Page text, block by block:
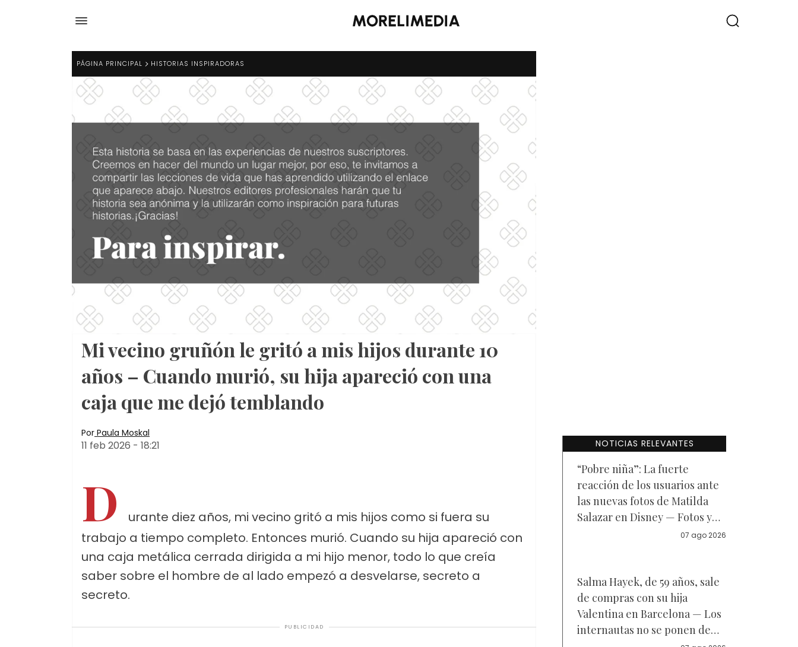
PÁGINA PRINCIPAL HISTORIAS INSPIRADORAS
Mi vecino gruñón le gritó a mis hijos durante 10
años – Cuando murió, su hija apareció con una
caja que me dejó temblando
Por Paula Moskal
11 feb 2026 - 18:21
D
urante diez años, mi vecino gritó a mis hijos como si fuera su
trabajo a tiempo completo. Entonces murió. Cuando su hija apareció con
una caja metálica cerrada dirigida a mi hijo menor, todo lo que creía
saber sobre el hombre de al lado empezó a desvelarse, secreto a
secreto.
PUBLICIDAD
NOTICIAS RELEVANTES
“Pobre niña”: La fuerte
reacción de los usuarios ante
las nuevas fotos de Matilda
Salazar en Disney — Fotos y
07 ago 2026
Salma Hayek, de 59 años, sale
de compras con su hija
Valentina en Barcelona — Los
internautas no se ponen de